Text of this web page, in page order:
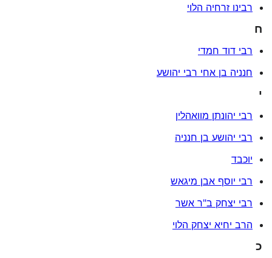
רבינו זרחיה הלוי
ח
רבי דוד חמדי
חנניה בן אחי רבי יהושע
י
רבי יהונתן מוואהלין
רבי יהושע בן חנניה
יוכבד
רבי יוסף אבן מיגאש
רבי יצחק ב"ר אשר
הרב יחיא יצחק הלוי
כ